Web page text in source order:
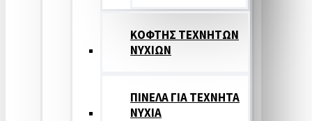
ΚΟΦΤΗΣ ΤΕΧΝΗΤΩΝ
ΝΥΧΙΩΝ
ΠΙΝΕΛΑ ΓΙΑ ΤΕΧΝΗΤΑ
ΝΥΧΙΑ